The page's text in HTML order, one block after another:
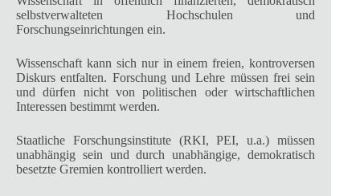
selbstverwalteten Hochschulen und
Forschungseinrichtungen ein.
Wissenschaft kann sich nur in einem freien, kontroversen
Diskurs entfalten. Forschung und Lehre müssen frei sein
und dürfen nicht von politischen oder wirtschaftlichen
Interessen bestimmt werden.
Staatliche Forschungsinstitute (RKI, PEI, u.a.) müssen
unabhängig sein und durch unabhängige, demokratisch
besetzte Gremien kontrolliert werden.